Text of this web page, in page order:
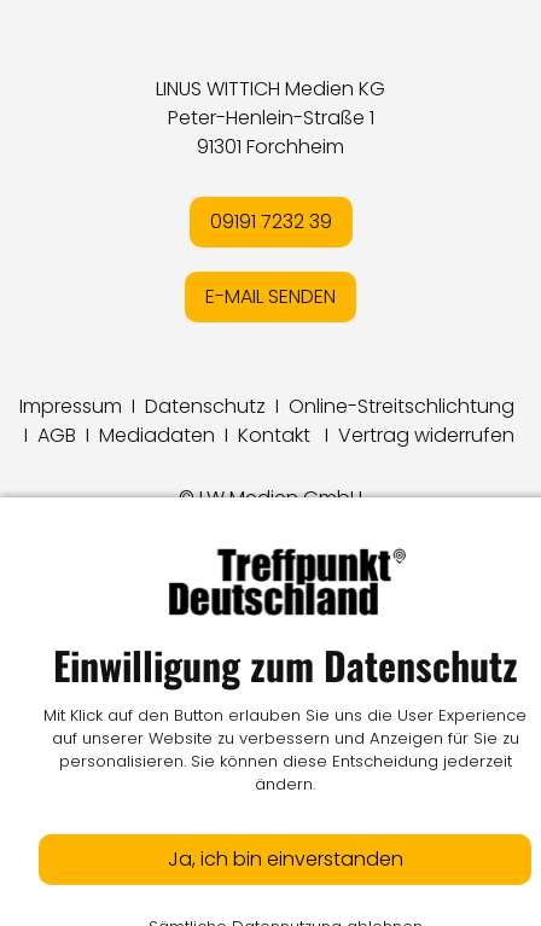
LINUS WITTICH Medien KG
Peter-Henlein-Straße 1
91301 Forchheim
09191 7232 39
E-MAIL SENDEN
Impressum I Datenschutz I Online-Streitschlichtung
I AGB I Mediadaten I Kontakt I Vertrag widerrufen
© LW Medien GmbH
Einwilligung zum Datenschutz
Mit Klick auf den Button erlauben Sie uns die User Experience
auf unserer Website zu verbessern und Anzeigen für Sie zu
personalisieren. Sie können diese Entscheidung jederzeit
ändern.
Ja, ich bin einverstanden